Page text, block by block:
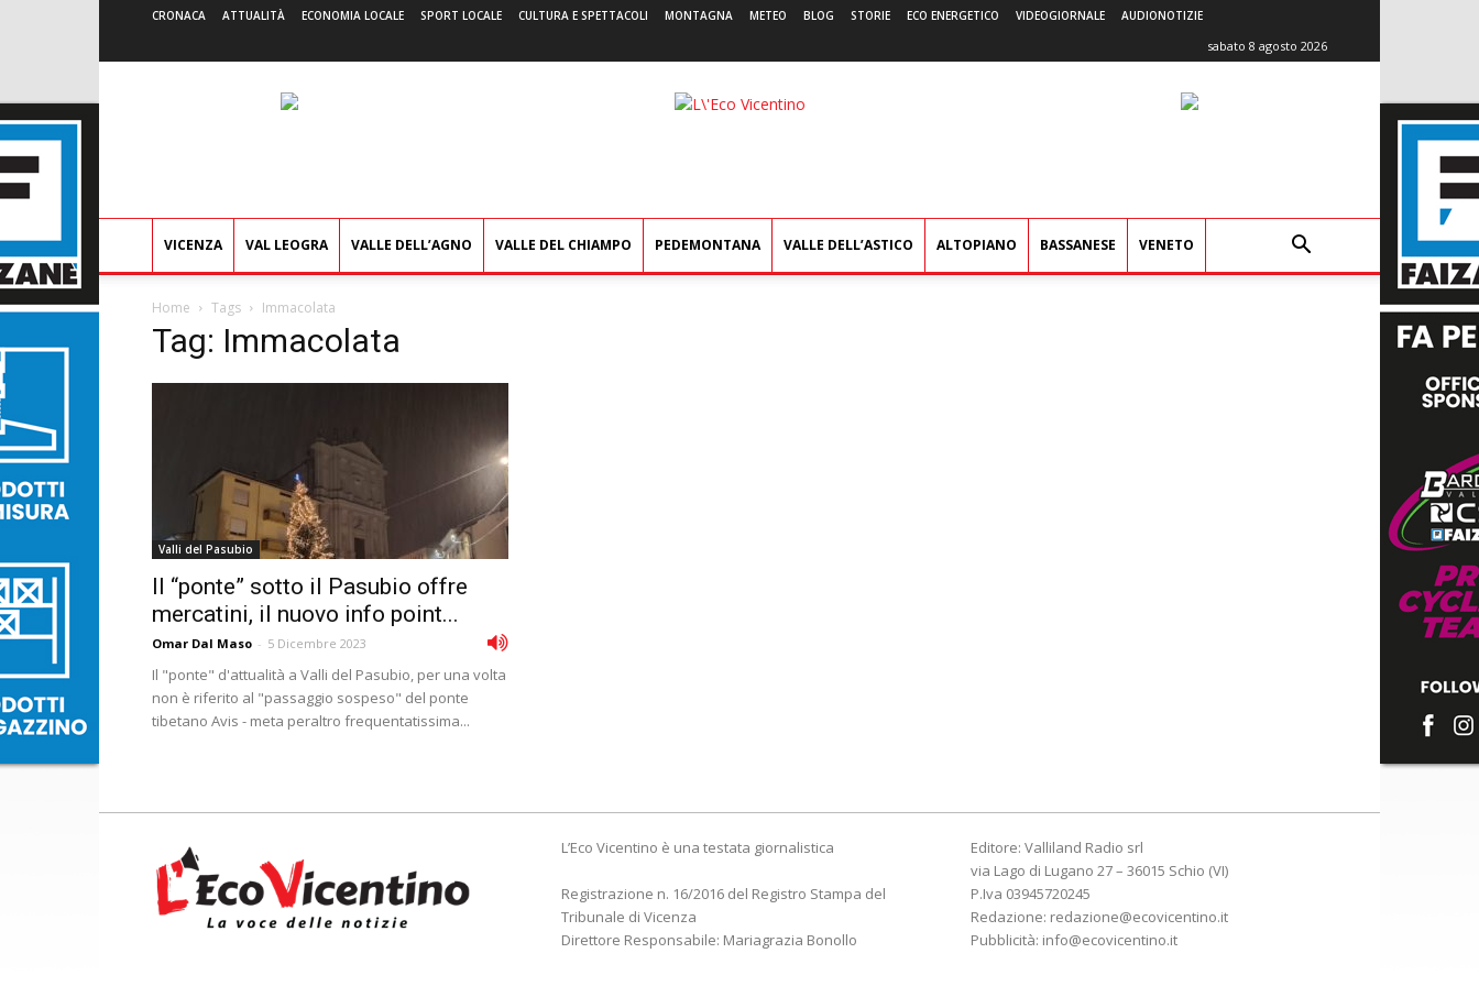
CRONACA ATTUALITÀ ECONOMIA LOCALE SPORT LOCALE CULTURA E SPETTACOLI MONTAGNA METEO BLOG STORIE ECO ENERGETICO VIDEOGIORNALE AUDIONOTIZIE
sabato 8 agosto 2026
L'Eco
VICENZA VAL LEOGRA VALLE DELL’AGNO VALLE DEL CHIAMPO PEDEMONTANA VALLE DELL’ASTICO ALTOPIANO BASSANESE VENETO
Home Tags Immacolata
Tag: Immacolata
Valli del Pasubio
Il “ponte” sotto il Pasubio offre
mercatini, il nuovo info point...
Omar Dal Maso - 5 Dicembre 2023
Il "ponte" d'attualità a Valli del Pasubio, per una volta
non è riferito al "passaggio sospeso" del ponte
tibetano Avis - meta peraltro frequentatissima...
L’Eco Vicentino è una testata giornalistica
Registrazione n. 16/2016 del Registro Stampa del
Tribunale di Vicenza
Direttore Responsabile: Mariagrazia Bonollo
Editore: Valliland Radio srl
via Lago di Lugano 27 – 36015 Schio (VI)
P.Iva 03945720245
Redazione: redazione@ecovicentino.it
Pubblicità: info@ecovicentino.it